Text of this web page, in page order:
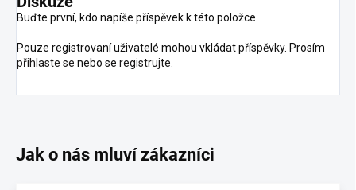
Buďte první, kdo napíše příspěvek k této položce.
Pouze registrovaní uživatelé mohou vkládat příspěvky. Prosím
přihlaste se nebo se registrujte.